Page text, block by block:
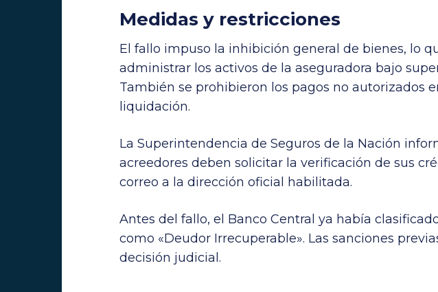
Medidas y restricciones
El fallo impuso la inhibición general de bienes, lo
administrar los activos de la aseguradora bajo
También se prohibieron los pagos no autorizados
liquidación.
La Superintendencia de Seguros de la Nación
acreedores deben solicitar la verificación de sus
correo a la dirección oficial habilitada.
Antes del fallo, el Banco Central ya había
como «Deudor Irrecuperable». Las sanciones
decisión judicial.